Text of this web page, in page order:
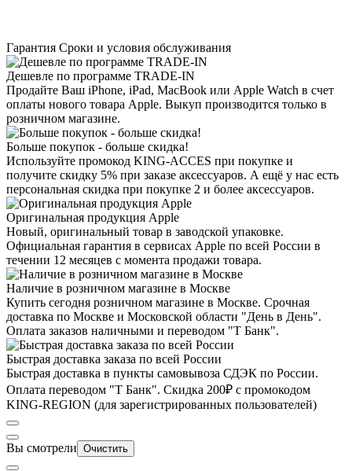
Гарантия Сроки и условия обслуживания
Дешевле по программе TRADE-IN
Продайте Ваш iPhone, iPad, MacBook или Apple Watch в счет
оплаты нового товара Apple. Выкуп производится только в
розничном магазине.
Больше покупок - больше скидка!
Используйте промокод KING-ACCES при покупке и
получите скидку 5% при заказе аксессуаров. А ещё у нас есть
персональная скидка при покупке 2 и более аксессуаров.
Оригинальная продукция Apple
Новый, оригинальный товар в заводской упаковке.
Официальная гарантия в сервисах Apple по всей России в
течении 12 месяцев с момента продажи товара.
Наличие в розничном магазине в Москве
Купить сегодня розничном магазине в Москве. Срочная
доставка по Москве и Московской области "День в День".
Оплата заказов наличными и переводом "Т Банк".
Быстрая доставка заказа по всей России
Быстрая доставка в пункты самовывоза СДЭК по России.
Оплата переводом "Т Банк". Скидка 200₽ с промокодом
KING-REGION (для зарегистрированных пользователей)
Вы смотрели Очистить